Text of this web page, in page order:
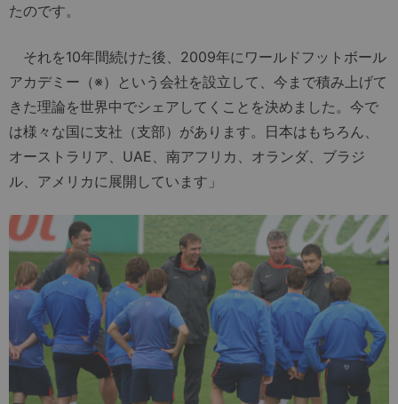
たのです。
それを10年間続けた後、2009年にワールドフットボール
アカデミー（※）という会社を設立して、今まで積み上げて
きた理論を世界中でシェアしてくことを決めました。今で
は様々な国に支社（支部）があります。日本はもちろん、
オーストラリア、UAE、南アフリカ、オランダ、ブラジ
ル、アメリカに展開しています」